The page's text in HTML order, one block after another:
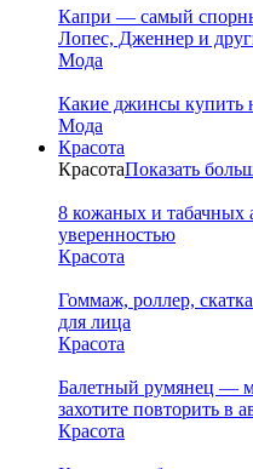
Капри — самый
Лопес, Дженнер и
Мода
Какие джинсы купить
Мода
Красота
КрасотаПоказать
8 кожаных и табачных
уверенностью
Красота
Гоммаж, роллер,
для лица
Красота
Балетный румянец —
захотите повторить в
Красота